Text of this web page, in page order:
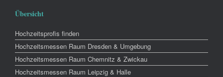
Übersicht
Hochzeitsprofis finden
Hochzeitsmessen Raum Dresden & Umgebung
Hochzeitsmessen Raum Chemnitz & Zwickau
Hochzeitsmessen Raum Leipzig & Halle